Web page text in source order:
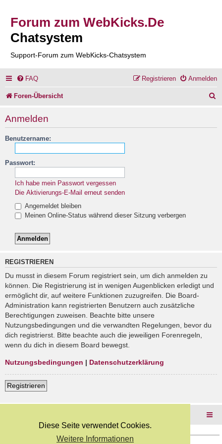
Diese Seite verwendet Cookies.
Weitere Informationen
Forum zum WebKicks.De
Chatsystem
Support-Forum zum WebKicks-Chatsystem
FAQ Anmelden
Registrieren
Foren-Übersicht
Anmelden
Benutzername:
Passwort:
Ich habe mein Passwort vergessen
Die Aktivierungs-E-Mail erneut senden
Angemeldet bleiben
Meinen Online-Status während dieser Sitzung verbergen
REGISTRIEREN
Du musst in diesem Forum registriert sein, um dich anmelden zu
können. Die Registrierung ist in wenigen Augenblicken erledigt und
ermöglicht dir, auf weitere Funktionen zuzugreifen. Die Board-
Administration kann registrierten Benutzern auch zusätzliche
Berechtigungen zuweisen. Beachte bitte unsere
Nutzungsbedingungen und die verwandten Regelungen, bevor du
dich registrierst. Bitte beachte auch die jeweiligen Forenregeln,
wenn du dich in diesem Board bewegst.
Nutzungsbedingungen | Datenschutzerklärung
Registrieren